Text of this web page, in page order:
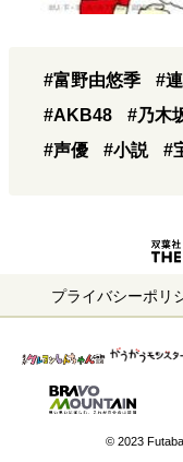
#富野由悠季 #
#AKB48
#乃木
#声優
#小説 #
プライバシーポリ
© 2023